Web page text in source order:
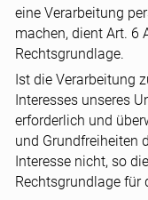
eine Verarbeitung
machen, dient Art. 6
Rechtsgrundlage.
Ist die Verarbeitung
Interesses unseres
erforderlich und
und Grundfreiheiten
Interesse nicht, so
Rechtsgrundlage für